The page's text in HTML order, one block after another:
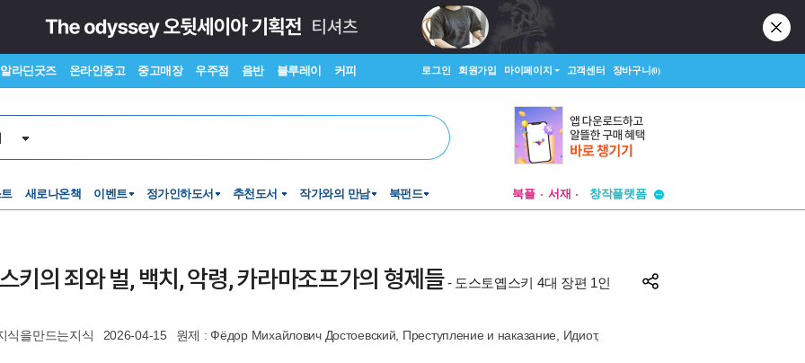
알라딘굿즈 온라인중고 중고매장 우주점 음반 블루레이 커피 로그인 회원가입 마이페이지 고객센터 장바구니(0)
새로나온책 이벤트 정가인하도서 추천도서 작가와의 만남 북펀드 북플 서재
창작플랫폼
키의 죄와 벌, 백치, 악령, 카라마조프가의 형제들- 도스토옙스키 4대 장편 1인
식을만드는지식 2026-04-15 원제 : Фёдор Михайлович Достоевский, Преступление и наказание, Идиот,